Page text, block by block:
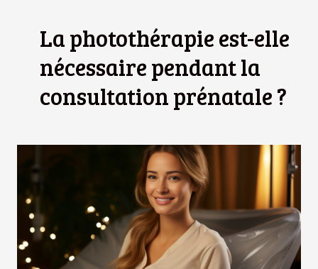
La photothérapie est-elle
nécessaire pendant la
consultation prénatale ?